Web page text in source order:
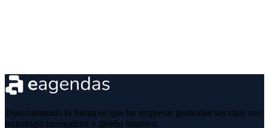
Transformando la forma en que las empresas gestionan sus citas con
tecnología innovadora y diseño intuitivo.